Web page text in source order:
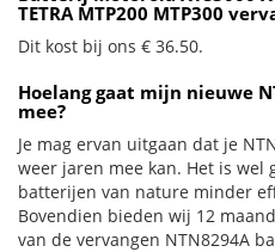
TETRA MTP200 MTP300
Dit kost bij ons € 36.50.
Hoelang gaat mijn nieuwe
mee?
Je mag ervan uitgaan dat je
weer jaren mee kan. Het is wel
batterijen van nature minder
Bovendien bieden wij 12
van de vervangen NTN8294A